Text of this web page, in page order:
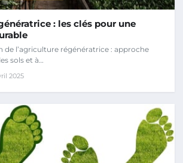
: les clés pour une
de l’agriculture régénératrice : approche
sols et à…
2025